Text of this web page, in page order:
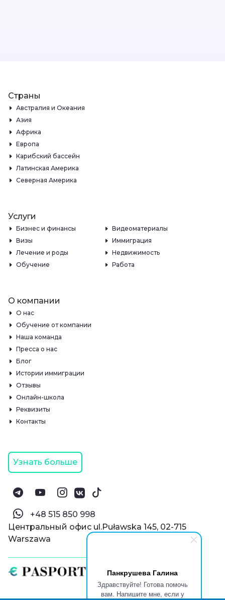
Панкрушева Галина
Здравствуйте! Готова помочь
вам. Напишите мне, если у
Страны
Австралия и Океания
Азия
Африка
Европа
Карибский бассейн
Латинская Америка
Северная Америка
Услуги
Бизнес и финансы
Видеоматериалы
Визы
Иммиграция
Лечение и роды
Недвижимость
Обучение
Работа
О компании
О нас
Обучение от компании
Наша команда
Пресса о нас
Блог
Истории иммиграции
Отзывы
Онлайн-школа
Реквизиты
Контакты
Узнать больше
‪+48 515 850 998‬
Центральный офис ul.Puławska 145, 02-715
Warszawa